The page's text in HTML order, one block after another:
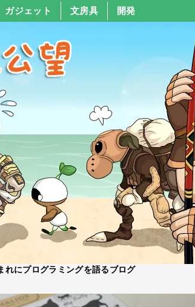
ガジェット 文房具 開発
れにプログラミングを語るブログ